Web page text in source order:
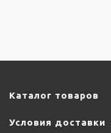
Каталог товаров
Условия доставки